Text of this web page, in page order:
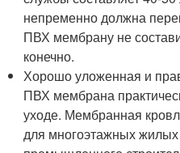
непременно должна
ПВХ мембрану не
конечно.
Хорошо уложенная и
ПВХ мембрана
уходе. Мембранная
для многоэтажных жилых